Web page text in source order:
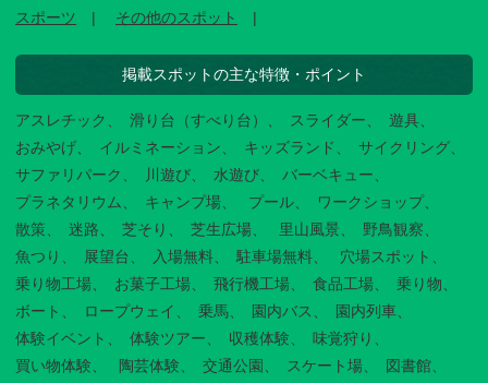
スポーツ
その他のスポット
掲載スポットの主な特徴・ポイント
アスレチック 滑り台（すべり台） スライダー
遊具
おみやげ
イルミネーション キッズランド
サイクリング
サファリパーク
川遊び 水遊び
バーベキュー
プラネタリウム
キャンプ場 プール
ワークショップ
散策
迷路 芝そり 芝生広場 里山風景
野鳥観察
魚つり
展望台 入場無料 駐車場無料
穴場スポット
乗り物工場
お菓子工場 飛行機工場 食品工場
乗り物
ボート
ロープウェイ 乗馬 園内バス
園内列車
体験イベント
体験ツアー 収穫体験
味覚狩り
買い物体験
陶芸体験 交通公園 スケート場 図書館